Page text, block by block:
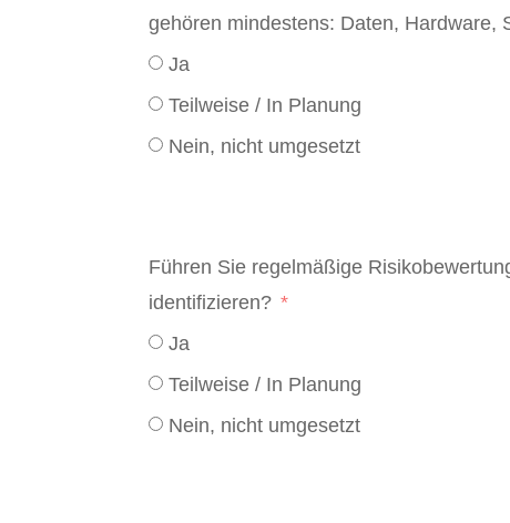
gehören mindestens: Daten, Hardware,
Ja
Teilweise / In Planung
Nein, nicht umgesetzt
Führen Sie regelmäßige
identifizieren?
Ja
Teilweise / In Planung
Nein, nicht umgesetzt